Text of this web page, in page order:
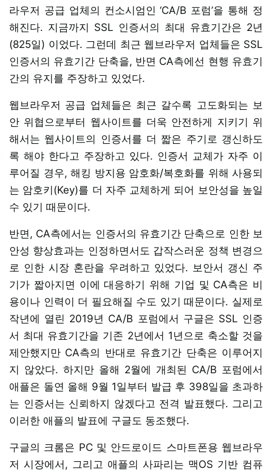
라우저 공급 업체의 컨소시엄인 ‘CA/B 포럼’을 통해 정
해진다. 지금까지 SSL 인증서의 최대 유효기간은 2년
(825일) 이었다. 그런데 최근 웹브라우저 업체들은 SSL
인증서의 유효기간 단축을, 반면 CA측에선 현행 유효기
간의 유지를 주장하고 있었다.
웹브라우저 공급 업체들은 최근 갈수록 고도화되는 보
안 위협으로부터 웹사이트를 더욱 안전하게 지키기 위
해서는 웹사이트의 인증서를 더 짧은 주기로 갱신하도
록 해야 한다고 주장하고 있다. 인증서 교체가 자주 이
루어질 경우, 해킹 방지용 암호화/복호화를 위해 사용되
는 암호키(Key)를 더 자주 교체하게 되어 보안성을 높일
수 있기 때문이다.
반면, CA측에서는 인증서의 유효기간 단축으로 인한 보
안성 향상효과는 인정하면서도 갑작스러운 정책 변경으
로 인한 시장 혼란을 우려하고 있었다. 보안서 갱신 주
기가 짧아지면 이에 대응하기 위해 기업 및 CA측은 비
용이나 인력이 더 필요해질 수도 있기 때문이다. 실제로
작년에 열린 2019년 CA/B 포럼에서 구글은 SSL 인증
서 최대 유효기간을 기존 2년에서 1년으로 축소할 것을
제안했지만 CA측의 반대로 유효기간 단축은 이루어지
지 않았다. 하지만 올해 2월에 개최된 CA/B 포럼에서
애플은 돌연 올해 9월 1일부터 발급 후 398일을 초과하
는 인증서는 신뢰하지 않겠다고 전격 발표했다. 그리고
이러한 애플의 발표에 구글도 동조했다.
구글의 크롬은 PC 및 안드로이드 스마트폰용 웹브라우
저 시장에서, 그리고 애플의 사파리는 맥OS 기반 컴퓨